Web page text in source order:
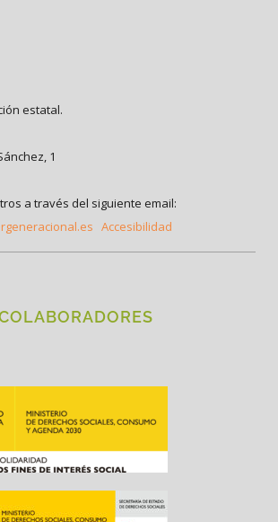
estatal.
1
a través del siguiente email:
Accesibilidad